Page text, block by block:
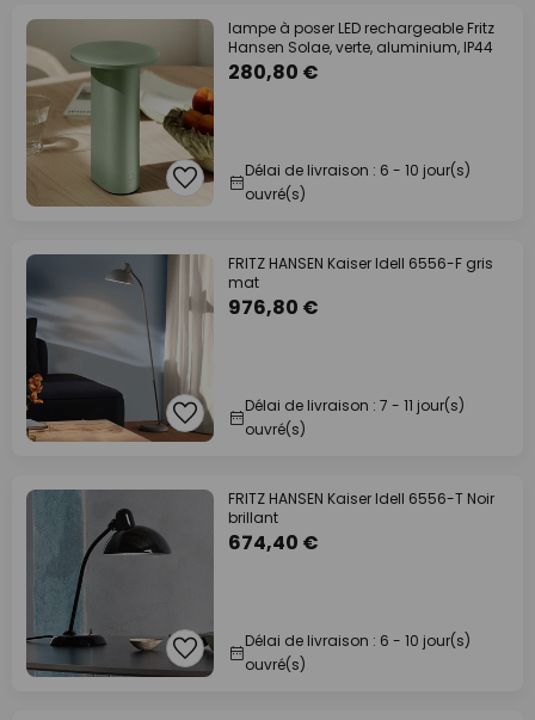
lampe à poser LED rechargeable Fritz
Hansen Solae, verte, aluminium, IP44
280,80 €
Délai de livraison : 6 - 10 jour(s)
ouvré(s)
FRITZ HANSEN Kaiser Idell 6556-F gris
mat
976,80 €
Délai de livraison : 7 - 11 jour(s)
ouvré(s)
FRITZ HANSEN Kaiser Idell 6556-T Noir
brillant
674,40 €
Délai de livraison : 6 - 10 jour(s)
ouvré(s)